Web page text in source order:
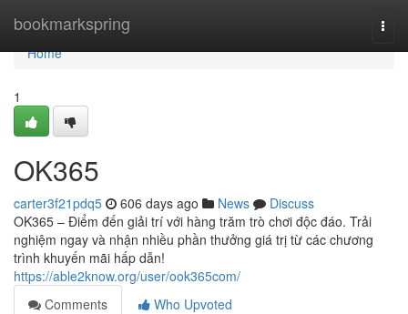
bookmarkspring
Home
Home
1
OK365
carter3f21pdq5 606 days ago News
Discuss
OK365 – Điểm đến giải trí với hàng trăm trò chơi độc đáo. Trải
nghiệm ngay và nhận nhiều phần thưởng giá trị từ các chương
trình khuyến mãi hấp dẫn!
https://able2know.org/user/ook365com/
Comments
Who Upvoted